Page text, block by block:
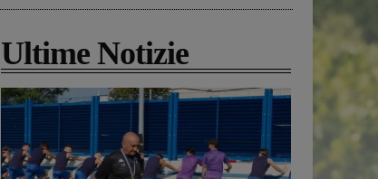
Ultime Notizie